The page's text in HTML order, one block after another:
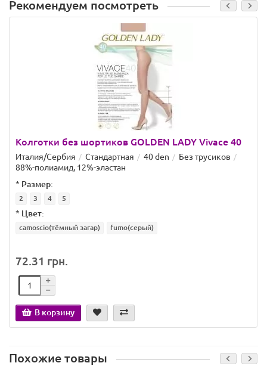
Рекомендуем посмотреть
Колготки без шортиков GOLDEN LADY Vivace 40
Италия/Сербия Стандартная 40 den
Без трусиков
88%-полиамид, 12%-эластан
* Размер:
2 3 4 5
* Цвет:
camoscio(тёмный загар) fumo(серый)
72.31 грн.
В корзину
Похожие товары